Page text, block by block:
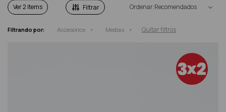
Ver Recomendados
Filtrando por: Accesorios Medias Quitar filtros